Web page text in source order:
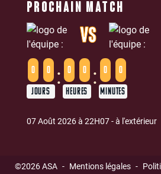
PROCHAIN MATCH
0 0
JOURS
: 0 0
HEURES
: 0 0
MINUTES
VS
07 Août 2026 à 22H07 - à l'extérieur
©2026 ASA - Mentions légales -